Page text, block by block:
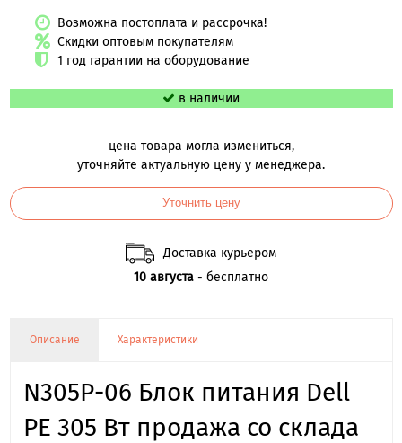
Возможна постоплата и рассрочка!
Скидки оптовым покупателям
1 год гарантии на оборудование
в наличии
цена товара могла измениться,
уточняйте актуальную цену у менеджера.
Уточнить цену
Доставка курьером
10 августа - бесплатно
Описание Характеристики
N305P-06 Блок питания Dell
PE 305 Вт продажа со склада